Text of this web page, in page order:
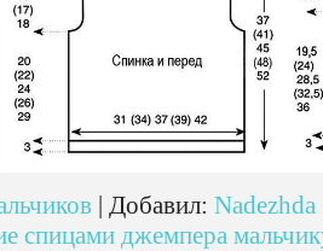
| Добавил: Nadezhda
спицами джемпера